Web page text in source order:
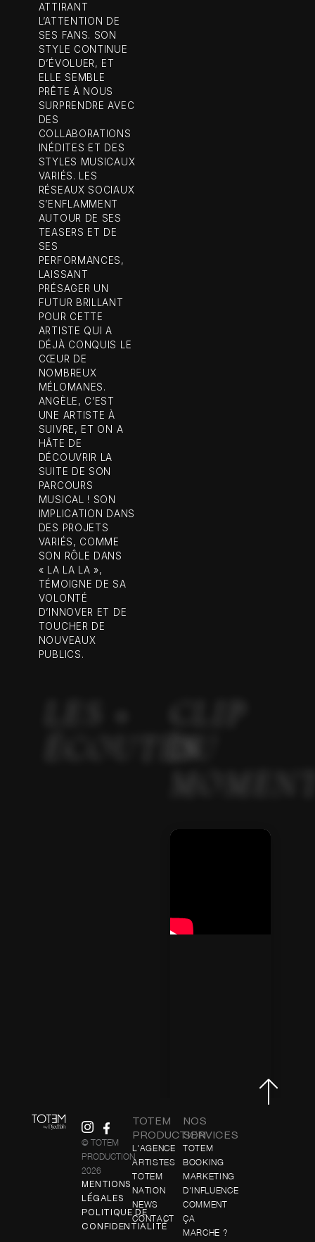
ATTIRANT
L’ATTENTION DE
SES FANS. SON
STYLE CONTINUE
D’ÉVOLUER, ET
ELLE SEMBLE
PRÊTE À NOUS
SURPRENDRE AVEC
DES
COLLABORATIONS
INÉDITES ET DES
STYLES MUSICAUX
VARIÉS. LES
RÉSEAUX SOCIAUX
S’ENFLAMMENT
AUTOUR DE SES
TEASERS ET DE
SES
PERFORMANCES,
LAISSANT
PRÉSAGER UN
FUTUR BRILLANT
POUR CETTE
ARTISTE QUI A
DÉJÀ CONQUIS LE
CŒUR DE
NOMBREUX
MÉLOMANES.
ANGÈLE, C’EST
UNE ARTISTE À
SUIVRE, ET ON A
HÂTE DE
DÉCOUVRIR LA
SUITE DE SON
PARCOURS
MUSICAL ! SON
IMPLICATION DANS
DES PROJETS
VARIÉS, COMME
SON RÔLE DANS
« LA LA LA »,
TÉMOIGNE DE SA
VOLONTÉ
D’INNOVER ET DE
TOUCHER DE
NOUVEAUX
PUBLICS.
ÉCOUTÉS
DU
© TOTEM
PRODUCTION
2026
MENTIONS
LÉGALES
POLITIQUE DE
CONFIDENTIALITÉ
TOTEM
PRODUCTION
L'AGENCE
ARTISTES
TOTEM
NATION
NEWS
CONTACT
NOS
SERVICES
TOTEM
BOOKING
MARKETING
D'INFLUENCE
COMMENT
ÇA
MARCHE ?